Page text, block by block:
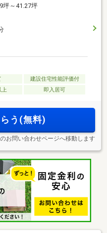
坪～41.27坪
建設住宅性能評価付
上 即入居可
う(無料)
お問い合わせページへ移動します